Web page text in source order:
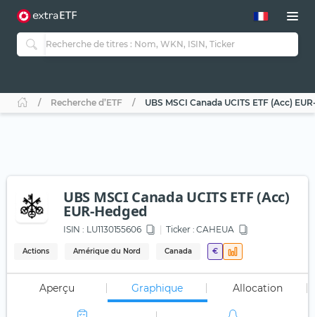
Recherche d’ETF UBS MSCI Canada UCITS ETF (Acc)
UBS MSCI Canada UCITS ETF (Acc)
EUR-Hedged
ISIN : LU1130155606 Ticker : CAHEUA
Actions Amérique du Nord Canada €
Aperçu Graphique Allocation